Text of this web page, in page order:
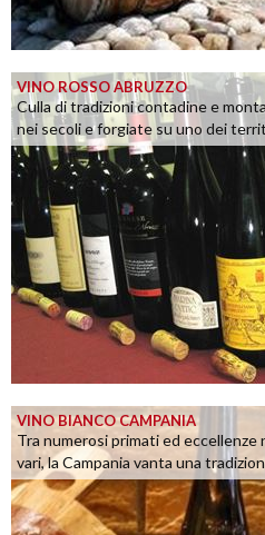
VINO ROSSO ABRUZZO
Culla di tradizioni contadine e
nei secoli e forgiate su uno dei
VINO BIANCO CAMPANIA
Tra numerosi primati ed eccellenze
vari, la Campania vanta una